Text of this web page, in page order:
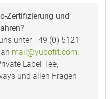
Zertifizierung und
unter +49 (0) 5121
mail@yubofit.com.
Label Tee,
und allen Fragen